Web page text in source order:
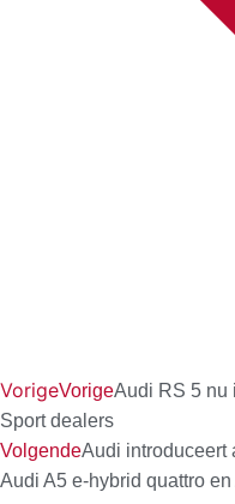
VorigeVorigeAudi RS 5 nu
Sport dealers
VolgendeAudi introduceert
Audi A5 e-hybrid quattro